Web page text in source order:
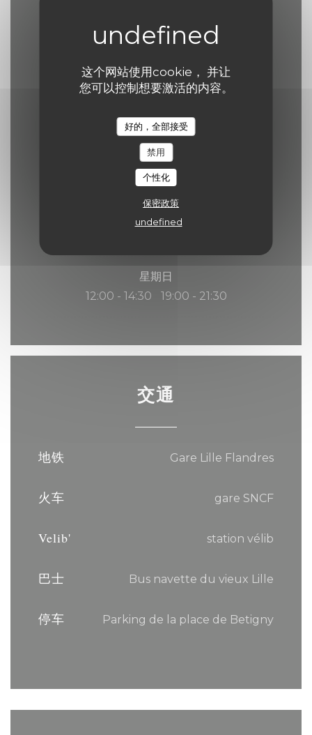
这个网站使用cookie， 并让
您可以控制想要激活的内容。
好的，全部接受
禁用
个性化
保密政策
undefined
营业时间
星-星
12:00 - 14:00
19:00 - 21:30
星期五
12:00 - 14:00 • 19:00 - 22:00
星期六
星期日
12:00 - 14:30
19:00 - 21:30
交通
地铁 Gare Lille Flandres
火车 gare SNCF
Velib' station vélib
巴士 Bus navette du vieux Lille
停车 Parking de la place de Betigny